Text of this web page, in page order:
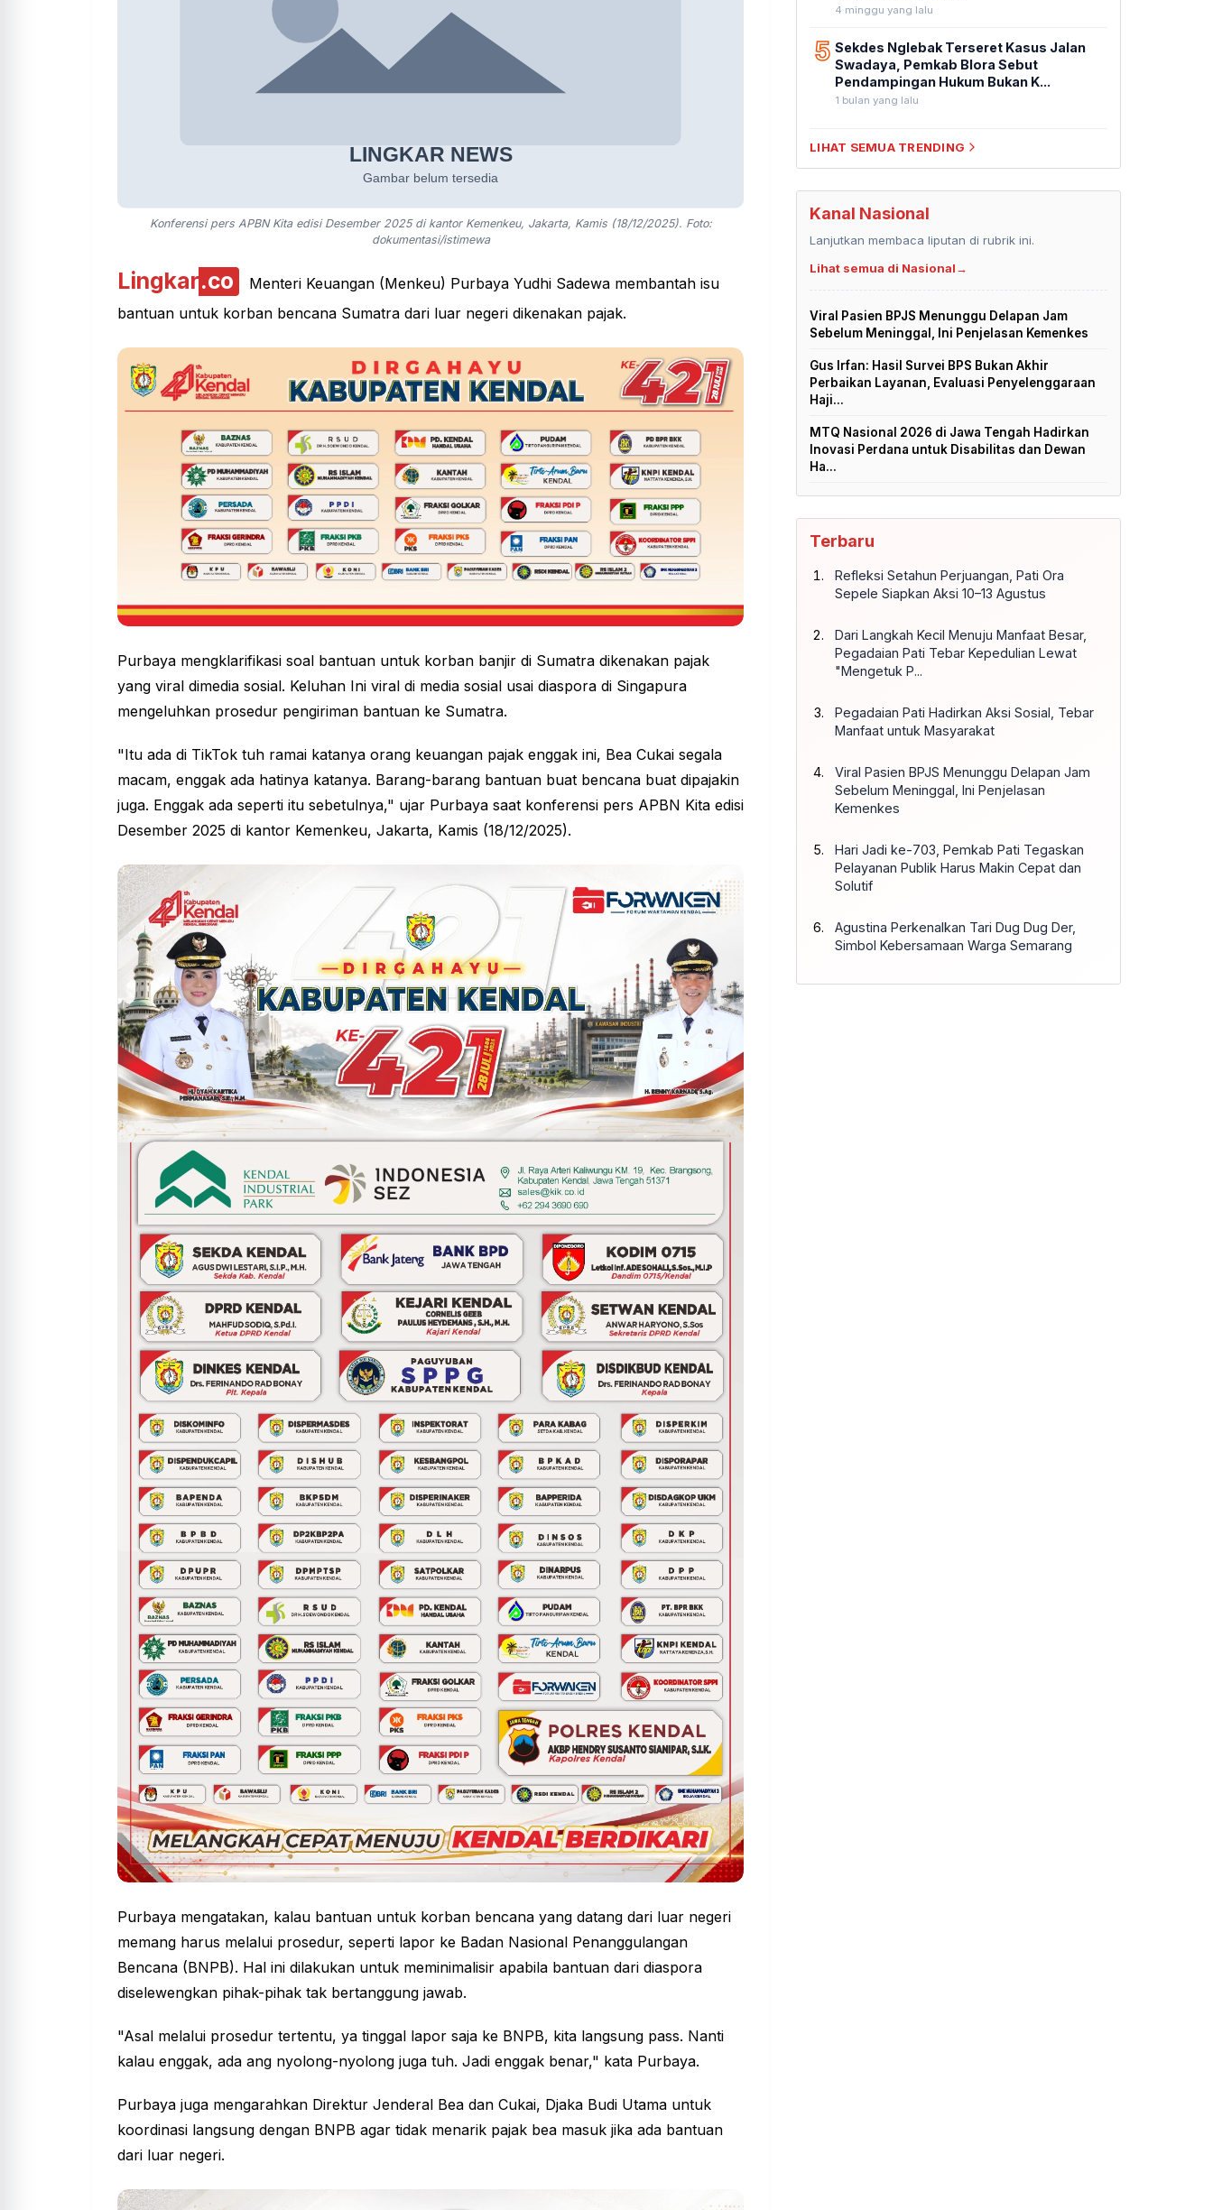
Konferensi pers APBN Kita edisi Desember 2025 di kantor Kemenkeu, Jakarta, Kamis (18/12/2025). Foto:
dokumentasi/istimewa
Lingkar.co
Menteri Keuangan (Menkeu) Purbaya Yudhi Sadewa membantah isu
bantuan untuk korban bencana Sumatra dari luar negeri dikenakan pajak.
Purbaya mengklarifikasi soal bantuan untuk korban banjir di Sumatra dikenakan pajak
yang viral dimedia sosial. Keluhan Ini viral di media sosial usai diaspora di Singapura
mengeluhkan prosedur pengiriman bantuan ke Sumatra.
"Itu ada di TikTok tuh ramai katanya orang keuangan pajak enggak ini, Bea Cukai segala
macam, enggak ada hatinya katanya. Barang-barang bantuan buat bencana buat dipajakin
juga. Enggak ada seperti itu sebetulnya," ujar Purbaya saat konferensi pers APBN Kita edisi
Desember 2025 di kantor Kemenkeu, Jakarta, Kamis (18/12/2025).
Purbaya mengatakan, kalau bantuan untuk korban bencana yang datang dari luar negeri
memang harus melalui prosedur, seperti lapor ke Badan Nasional Penanggulangan
Bencana (BNPB). Hal ini dilakukan untuk meminimalisir apabila bantuan dari diaspora
diselewengkan pihak-pihak tak bertanggung jawab.
"Asal melalui prosedur tertentu, ya tinggal lapor saja ke BNPB, kita langsung pass. Nanti
kalau enggak, ada ang nyolong-nyolong juga tuh. Jadi enggak benar," kata Purbaya.
Purbaya juga mengarahkan Direktur Jenderal Bea dan Cukai, Djaka Budi Utama untuk
koordinasi langsung dengan BNPB agar tidak menarik pajak bea masuk jika ada bantuan
dari luar negeri.
4 minggu yang lalu
5 Sekdes Nglebak Terseret Kasus Jalan
Swadaya, Pemkab Blora Sebut
Pendampingan Hukum Bukan K...
1 bulan yang lalu
LIHAT SEMUA TRENDING
Kanal Nasional
Lanjutkan membaca liputan di rubrik ini.
Lihat semua di Nasional→
Viral Pasien BPJS Menunggu Delapan Jam
Sebelum Meninggal, Ini Penjelasan Kemenkes
Gus Irfan: Hasil Survei BPS Bukan Akhir
Perbaikan Layanan, Evaluasi Penyelenggaraan
Haji...
MTQ Nasional 2026 di Jawa Tengah Hadirkan
Inovasi Perdana untuk Disabilitas dan Dewan
Ha...
Terbaru
Refleksi Setahun Perjuangan, Pati Ora
Sepele Siapkan Aksi 10–13 Agustus
Dari Langkah Kecil Menuju Manfaat Besar,
Pegadaian Pati Tebar Kepedulian Lewat
"Mengetuk P...
Pegadaian Pati Hadirkan Aksi Sosial, Tebar
Manfaat untuk Masyarakat
Viral Pasien BPJS Menunggu Delapan Jam
Sebelum Meninggal, Ini Penjelasan
Kemenkes
Hari Jadi ke-703, Pemkab Pati Tegaskan
Pelayanan Publik Harus Makin Cepat dan
Solutif
Agustina Perkenalkan Tari Dug Dug Der,
Simbol Kebersamaan Warga Semarang